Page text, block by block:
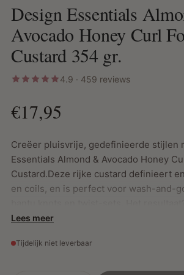
Design Essentials
Avocado Honey Curl
Custard 354 gr.
4.9 · 459 reviews
€17,95
Creëer pluisvrije, gedefinieerde stijlen
Essentials Almond & Avocado Honey
Custard.Deze rijke custard definieert
en coils, en is perfect voor wash-and-
schitterende glans en een pluisvrij
Lees meer
Tijdelijk niet leverbaar